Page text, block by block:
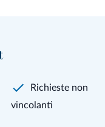
Richieste non
vincolanti